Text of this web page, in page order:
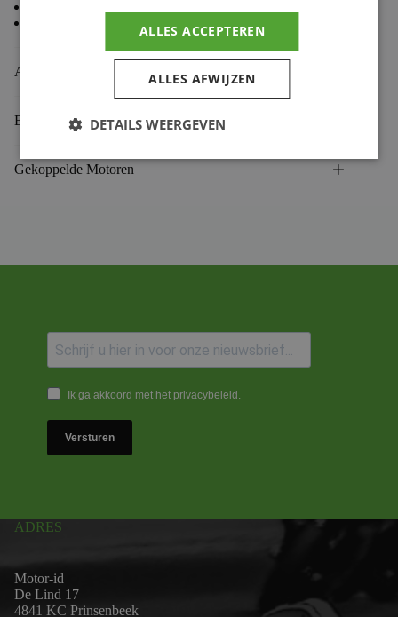
Aanvullende informatie
Beoordelingen (0)
Gekoppelde Motoren
Ik ga akkoord met het privacybeleid.
Versturen
ADRES
Motor-id
De Lind 17
4841 KC Prinsenbeek
ALLES ACCEPTEREN
ALLES AFWIJZEN
DETAILS WEERGEVEN